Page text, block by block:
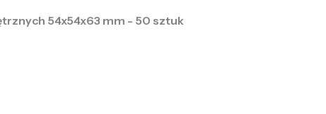
54x54x63 mm - 50 sztuk